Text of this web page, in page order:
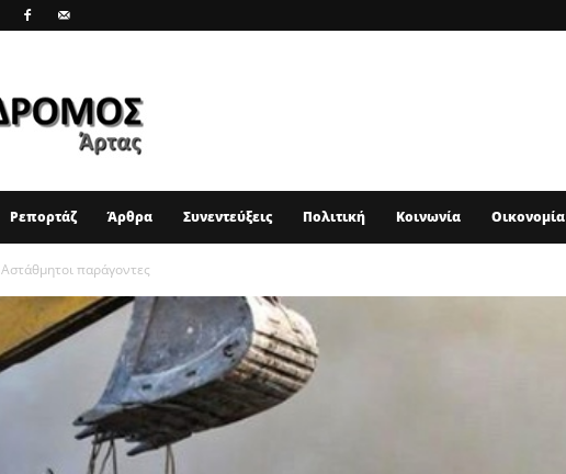
Ρεπορτάζ Άρθρα Συνεντεύξεις Πολιτική Κοινωνία Οικονομία
Αστάθμητοι παράγοντες